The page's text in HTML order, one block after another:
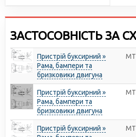
ЗАСТОСОВНІСТЬ ЗА
Пристрій буксирний »
Рама, бампери та
бризковики двигуна
Пристрій буксирний »
Рама, бампери та
бризковики двигуна
Пристрій буксирний »